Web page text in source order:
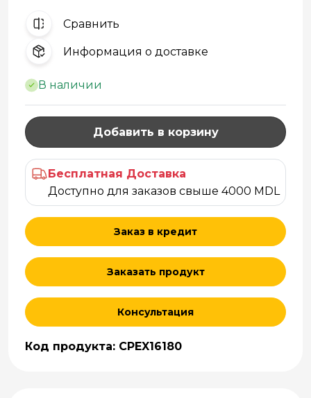
Cравнить
Информация о доставке
В наличии
Добавить в корзину
Бесплатная Доставка
Доступно для заказов свыше 4000 MDL
Заказ в кредит
Заказать продукт
Консультация
Код продукта: CPEX16180